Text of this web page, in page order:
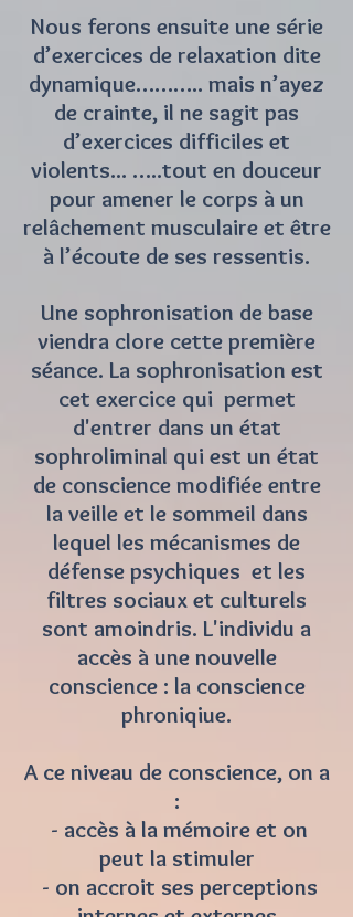
Nous ferons ensuite une série
d’exercices de relaxation dite
dynamique……….. mais n’ayez
de crainte, il ne sagit pas
d’exercices difficiles et
violents... …..tout en douceur
pour amener le corps à un
relâchement musculaire et être
à l’écoute de ses ressentis.
Une sophronisation de base
viendra clore cette première
séance. La sophronisation est
cet exercice qui permet
d'entrer dans un état
sophroliminal qui est un état
de conscience modifiée entre
la veille et le sommeil dans
lequel les mécanismes de
défense psychiques et les
filtres sociaux et culturels
sont amoindris. L'individu a
accès à une nouvelle
conscience : la conscience
phroniqiue.
A ce niveau de conscience, on a
:
- accès à la mémoire et on
peut la stimuler
- on accroit ses perceptions